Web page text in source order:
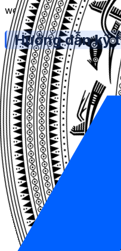
website và thường được
Hướng dẫn kỹ